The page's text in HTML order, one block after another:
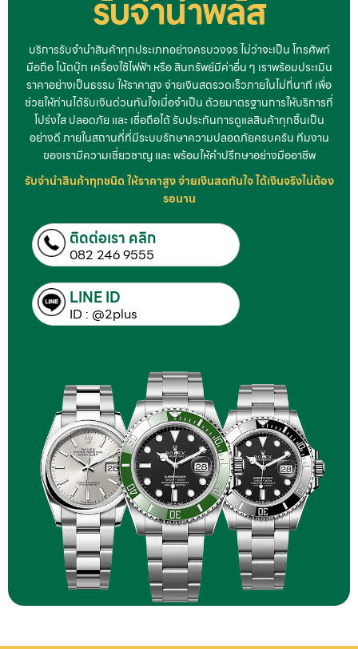
รับจำนำพลัส
บริการรับจำนำสินค้าทุกประเภทอย่างครบวงจร ไม่ว่าจะเป็น โทรศัพท์
มือถือ โน้ตบุ๊ก เครื่องใช้ไฟฟ้า หรือ สินทรัพย์มีค่าอื่น ๆ เราพร้อมประเมิน
ราคาอย่างเป็นธรรม ให้ราคาสูง จ่ายเงินสดรวดเร็วภายในไม่กี่นาที เพื่อ
ช่วยให้ท่านได้รับเงินด่วนทันใจเมื่อจำเป็น ด้วยมาตรฐานการให้บริการที่
โปร่งใส ปลอดภัย และ เชื่อถือได้ รับประกันการดูแลสินค้าทุกชิ้นเป็น
อย่างดี ภายในสถานที่ที่มีระบบรักษาความปลอดภัยครบครัน ทีมงาน
ของเรามีความเชี่ยวชาญ และ พร้อมให้คำปรึกษาอย่างมืออาชีพ
รับจำนำสินค้าทุกชนิด ให้ราคาสูง จ่ายเงินสดทันใจ ได้เงินจริงไม่ต้อง
รอนาน
ติดต่อเรา คลิก
082 246 9555
LINE ID
ID : @2plus